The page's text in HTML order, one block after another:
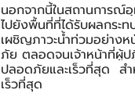
นอกจากนี้ในสถานการณ์
ไปยังพื้นที่ที่ได้รับผลกระ
เผชิญภาวะน้ำท่วมอย่าง
ภัย ตลอดจนเจ้าหน้าที่ผู้ป
ปลอดภัยและเร็วที่สุด  ส
เร็วที่สุด